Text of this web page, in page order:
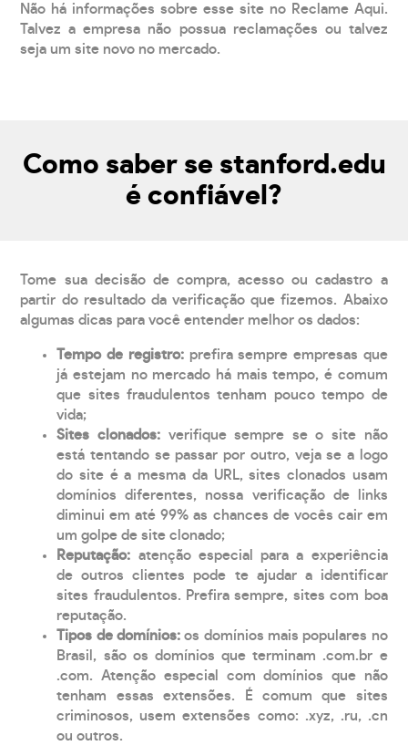
Não há informações sobre esse site no Reclame Aqui.
Talvez a empresa não possua reclamações ou talvez
seja um site novo no mercado.
Como saber se stanford.edu
é confiável?
Tome sua decisão de compra, acesso ou cadastro a
partir do resultado da verificação que fizemos. Abaixo
algumas dicas para você entender melhor os dados:
Tempo de registro: prefira sempre empresas que
já estejam no mercado há mais tempo, é comum
que sites fraudulentos tenham pouco tempo de
vida;
Sites clonados: verifique sempre se o site não
está tentando se passar por outro, veja se a logo
do site é a mesma da URL, sites clonados usam
domínios diferentes, nossa verificação de links
diminui em até 99% as chances de vocês cair em
um golpe de site clonado;
Reputação: atenção especial para a experiência
de outros clientes pode te ajudar a identificar
sites fraudulentos. Prefira sempre, sites com boa
reputação.
Tipos de domínios:os domínios mais populares no
Brasil, são os domínios que terminam .com.br e
.com. Atenção especial com domínios que não
tenham essas extensões. É comum que sites
criminosos, usem extensões como: .xyz, .ru, .cn
ou outros.